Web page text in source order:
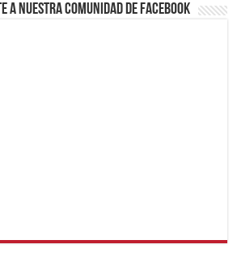
a nuestra comunidad de Facebook